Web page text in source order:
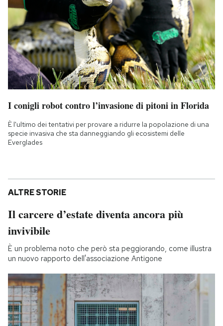
I conigli robot contro l’invasione di pitoni in Florida
È l'ultimo dei tentativi per provare a ridurre la popolazione di una
specie invasiva che sta danneggiando gli ecosistemi delle
Everglades
ALTRE STORIE
Il carcere d’estate diventa ancora più
invivibile
È un problema noto che però sta peggiorando, come illustra
un nuovo rapporto dell'associazione Antigone